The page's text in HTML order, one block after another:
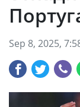
Sep 8, 2025,